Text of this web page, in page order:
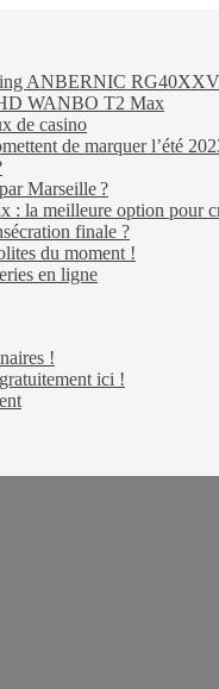
ANBERNIC RG40XXV
WANBO T2 Max
de casino
de marquer l’été
Marseille ?
: la meilleure option pour
finale ?
du moment !
en ligne
!
ici !